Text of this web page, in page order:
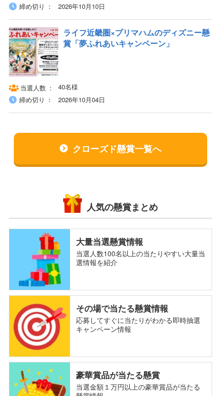
締め切り
2026年10月10日
ライフ近畿圏×プリマハムのディズニー懸
賞「夢ふれあいキャンペーン」
当選人数
40名様
締め切り
2026年10月04日
クローズド懸賞一覧へ
人気の懸賞まとめ
大量当選懸賞情報
当選人数100名以上の当たりやすい大量当
選情報を紹介
その場で当たる懸賞情報
応募してすぐに当たりがわかる即時抽選
キャンペーン情報
豪華賞品が当たる懸賞
当選金額１万円以上の豪華賞品が当たる